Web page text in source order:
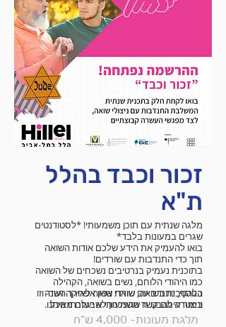
ויציעו פתרונות
לאתגרים של קהל
הסטודנטים במכללה.
הסיור לאירופה!
מלגה שנתית עם תוכן משמעותי! *לסטודנטים
שגרים במעונות בלבד*
בואו להעמיק את הידע שלכם אודות השואה
תוך כדי התנדבות עם שורדים!
בתוכנית נעמיק בנרטיבים נשכחים של השואה
כמו היהודי הלוחם, נשים בשואה, הקהילה
הלהטבית בשואה, שואת צפון אפריקה ועוד- וזו
במטרה להבטיח שהזיכרון לא יעלם מאיתנו.
בנוסף, נתנדב עם שורדי שואה לאורך השנה
וניצור עימם קשר משמעותי שבעזרתו נוכל
להעביר את הסיפור שלהם הלאה
זכור וכבד בהלל
ת"א
מלגת מעונות- 4,000 ש"ח